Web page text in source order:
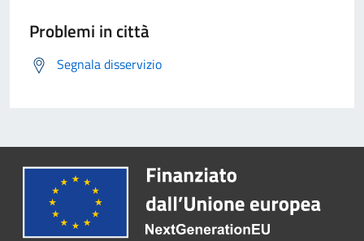
Problemi in città
Segnala disservizio